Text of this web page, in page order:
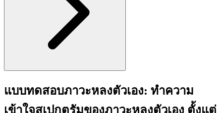
แบบทดสอบภาวะหลงตัวเอง: ทำความ
เข้าใจสเปกตรัมของภาวะหลงตัวเอง ตั้งแต่